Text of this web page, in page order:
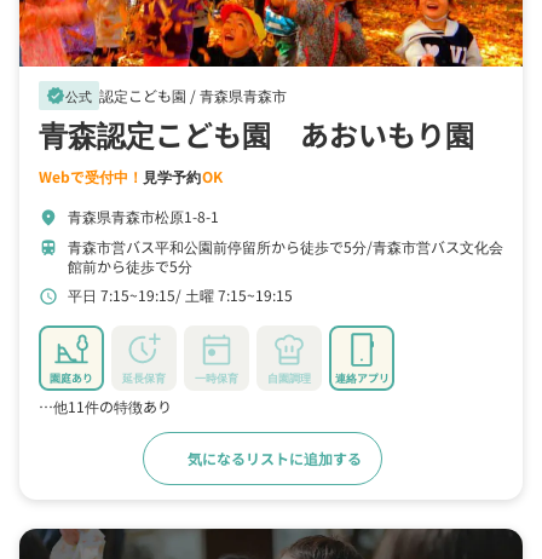
verified公式 認定こども園 /青森県青森市
青森認定こども園 あおいもり園
Webで受付中！ 見学予約OK
location_on 青森県青森市松原1-8-1
train 青森市営バス平和公園前停留所から徒歩で5分 青森市営バス文化会
館前から徒歩で5分
schedule 平日 7:15~19:15 土曜 7:15~19:15
園庭あり 延長保育 一時保育 自園調理 連絡アプリ
…他11件の特徴あり
気になるリストに追加する